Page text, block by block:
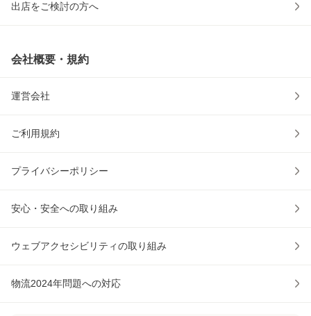
出店をご検討の方へ
会社概要・規約
運営会社
ご利用規約
プライバシーポリシー
安心・安全への取り組み
ウェブアクセシビリティの取り組み
物流2024年問題への対応